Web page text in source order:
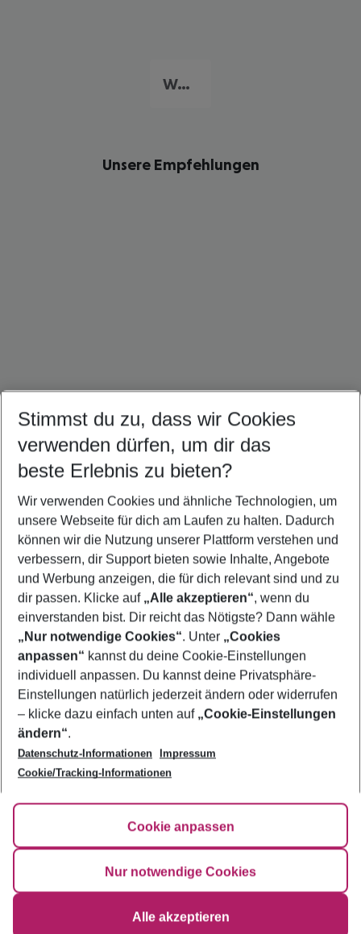
Ergebnisse filtern
Westküste
Unsere Empfehlungen
Quicklinks
Flug & Hotel Südküste
Pauschalreisen Südküste
Footer
Footer navigation
Über uns
AGB
Bestpreisgarantie
Cookie-Einstellungen ändern
Cookie-Richtlinie
Impressum
Agenturbetreuung
Barrierefreies Reisen
HanseMerkur Reiseversicherung
Hilfe & Kontakt
Folge uns
Stimmst du zu, dass wir Cookies
verwenden dürfen, um dir das
beste Erlebnis zu bieten?
Wir verwenden Cookies und ähnliche Technologien, um
unsere Webseite für dich am Laufen zu halten. Dadurch
können wir die Nutzung unserer Plattform verstehen und
verbessern, dir Support bieten sowie Inhalte, Angebote
und Werbung anzeigen, die für dich relevant sind und zu
dir passen. Klicke auf „Alle akzeptieren“, wenn du
einverstanden bist. Dir reicht das Nötigste? Dann wähle
„Nur notwendige Cookies“. Unter „Cookies
anpassen“ kannst du deine Cookie-Einstellungen
individuell anpassen. Du kannst deine Privatsphäre-
Einstellungen natürlich jederzeit ändern oder widerrufen
– klicke dazu einfach unten auf „Cookie-Einstellungen
ändern“.
Datenschutz-Informationen
Impressum
Cookie/Tracking-Informationen
Cookie anpassen
Nur notwendige Cookies
Alle akzeptieren